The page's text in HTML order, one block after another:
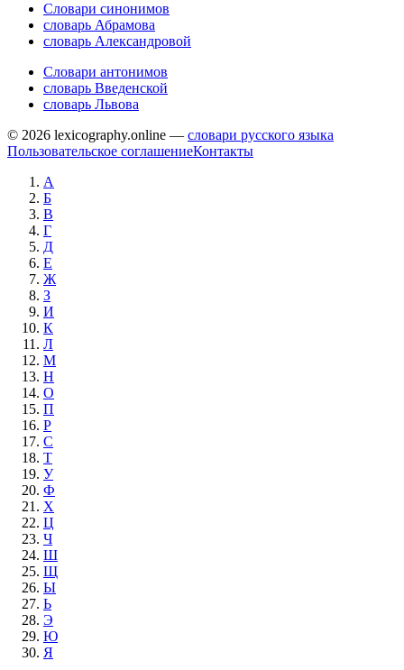
Словари синонимов
словарь Абрамова
словарь Александровой
Словари антонимов
словарь Введенской
словарь Львова
© 2026 lexicography.online — словари русского языка
Пользовательское соглашениеКонтакты
А
Б
В
Г
Д
Е
Ж
З
И
К
Л
М
Н
О
П
Р
С
Т
У
Ф
Х
Ц
Ч
Ш
Щ
Ы
Ь
Э
Ю
Я